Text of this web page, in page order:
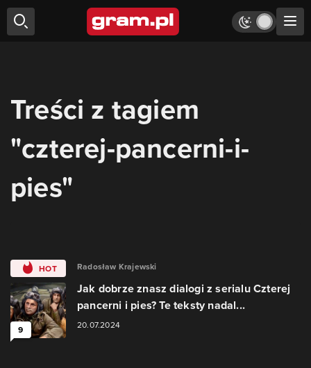
Treści z tagiem
"czterej-pancerni-i-
pies"
HOT
9
Radosław Krajewski
Jak dobrze znasz dialogi z serialu Czterej
pancerni i pies? Te teksty nadal...
20.07.2024